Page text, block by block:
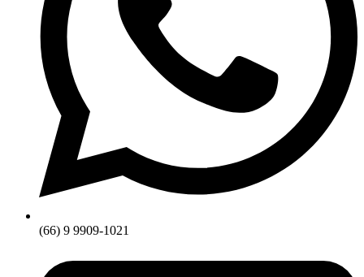
(66) 9 9909-1021